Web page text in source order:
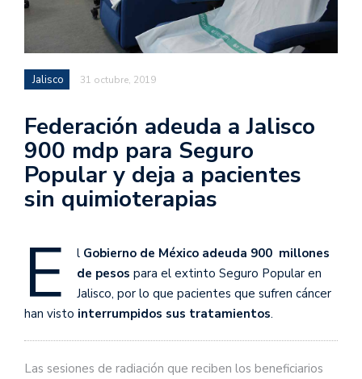
Jalisco 31 octubre, 2019
Federación adeuda a Jalisco
900 mdp para Seguro
Popular y deja a pacientes
sin quimioterapias
E l Gobierno de México adeuda 900 millones
de pesos para el extinto Seguro Popular en
Jalisco, por lo que pacientes que sufren cáncer
han visto interrumpidos sus tratamientos.
Las sesiones de radiación que reciben los beneficiarios